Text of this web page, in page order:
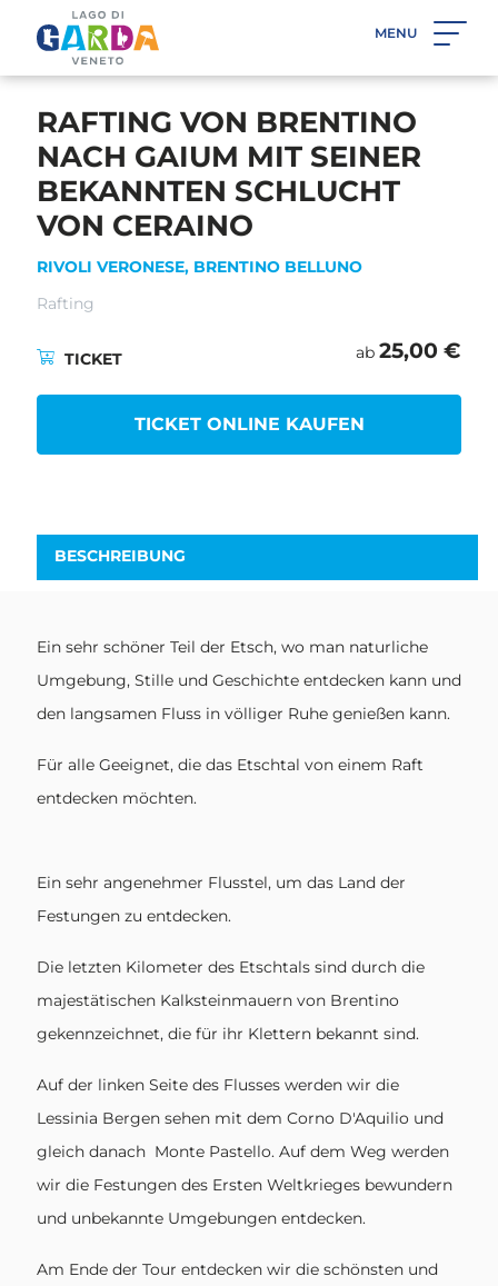
MENU
ZURÜCK
RAFTING VON BRENTINO
NACH GAIUM MIT SEINER
BEKANNTEN SCHLUCHT
VON CERAINO
RIVOLI VERONESE, BRENTINO BELLUNO
Rafting
TICKET ab25,00 €
TICKET ONLINE KAUFEN
BESCHREIBUNG
Ein sehr schöner Teil der Etsch, wo man naturliche
Umgebung, Stille und Geschichte entdecken kann und
den langsamen Fluss in völliger Ruhe genießen kann.
Für alle Geeignet, die das Etschtal von einem Raft
entdecken möchten.
Ein sehr angenehmer Flusstel, um das Land der
Festungen zu entdecken.
Die letzten Kilometer des Etschtals sind durch die
majestätischen Kalksteinmauern von Brentino
gekennzeichnet, die für ihr Klettern bekannt sind.
Auf der linken Seite des Flusses werden wir die
Lessinia Bergen sehen mit dem Corno D'Aquilio und
gleich danach Monte Pastello. Auf dem Weg werden
wir die Festungen des Ersten Weltkrieges bewundern
und unbekannte Umgebungen entdecken.
Am Ende der Tour entdecken wir die schönsten und